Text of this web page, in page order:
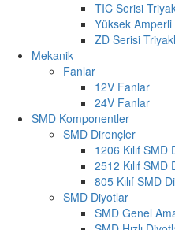
TIC Serisi
Yüksek
ZD Serisi
Mekanik
Fanlar
12V Fanlar
24V Fanlar
SMD Komponentler
SMD Dirençler
1206 Kılıf SMD
2512 Kılıf SMD
805 Kılıf SMD
SMD Diyotlar
SMD Genel